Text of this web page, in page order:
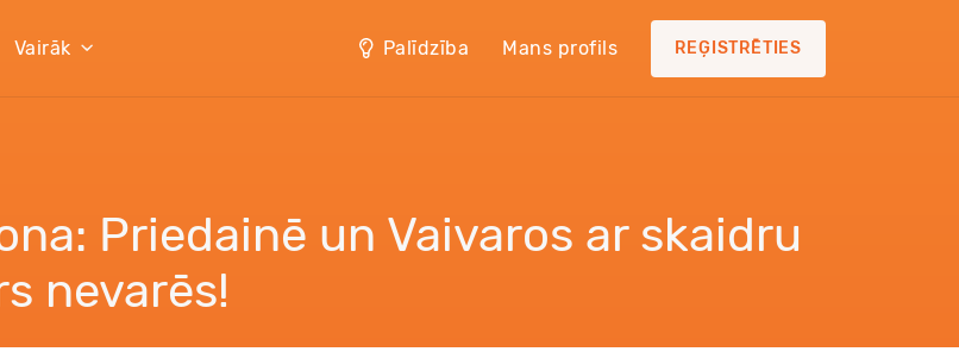
Vairāk Palīdzība Mans profils REĢISTRĒTIES
Priedainē un Vaivaros ar skaidru
nevarēs!